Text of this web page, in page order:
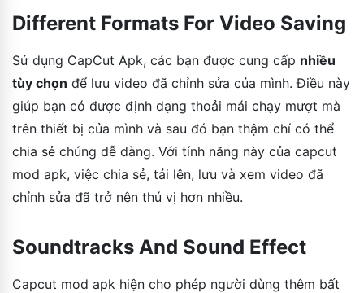
Different Formats For Video Saving
Sử dụng CapCut Apk, các bạn được cung cấp nhiều
tùy chọn để lưu video đã chỉnh sửa của mình. Điều này
giúp bạn có được định dạng thoải mái chạy mượt mà
trên thiết bị của mình và sau đó bạn thậm chí có thể
chia sẻ chúng dễ dàng. Với tính năng này của capcut
mod apk, việc chia sẻ, tải lên, lưu và xem video đã
chỉnh sửa đã trở nên thú vị hơn nhiều.
Soundtracks And Sound Effect
Capcut mod apk hiện cho phép người dùng thêm bất